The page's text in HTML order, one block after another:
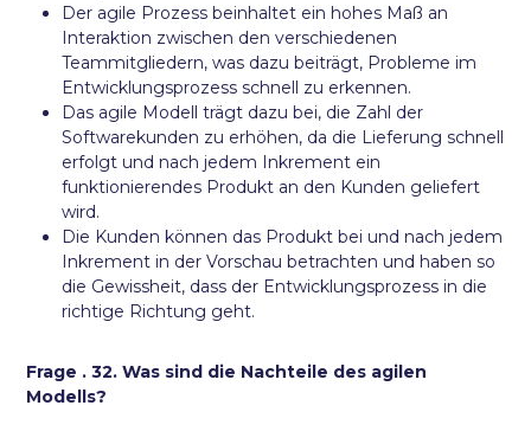
Der agile Prozess beinhaltet ein hohes Maß an
Interaktion zwischen den verschiedenen
Teammitgliedern, was dazu beiträgt, Probleme im
Entwicklungsprozess schnell zu erkennen.
Das agile Modell trägt dazu bei, die Zahl der
Softwarekunden zu erhöhen, da die Lieferung schnell
erfolgt und nach jedem Inkrement ein
funktionierendes Produkt an den Kunden geliefert
wird.
Die Kunden können das Produkt bei und nach jedem
Inkrement in der Vorschau betrachten und haben so
die Gewissheit, dass der Entwicklungsprozess in die
richtige Richtung geht.
Frage . 32. Was sind die Nachteile des agilen
Modells?